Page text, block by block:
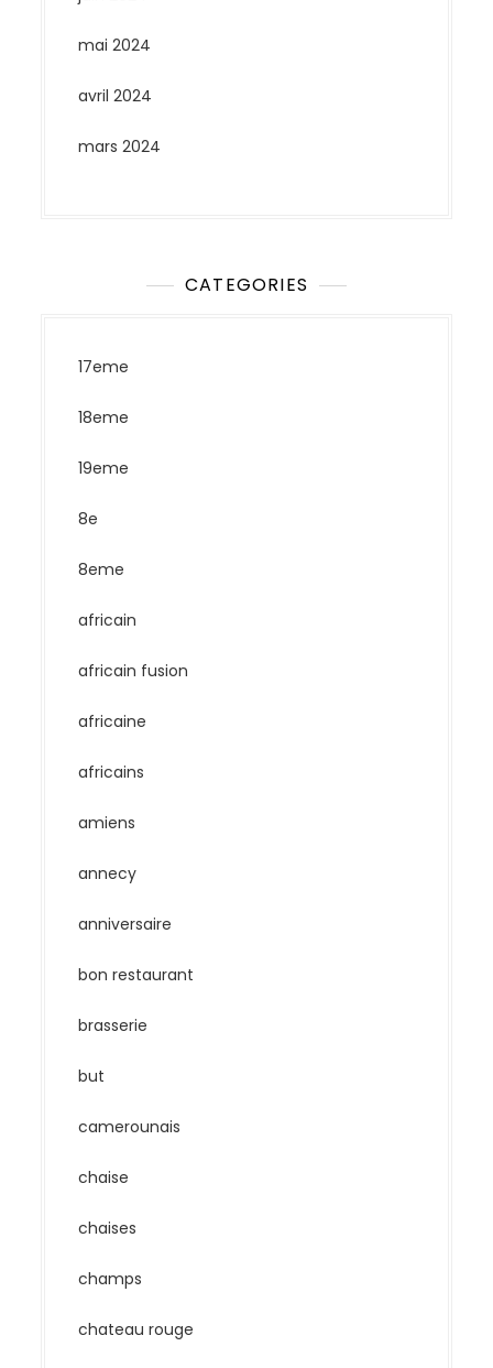
mai 2024
avril 2024
mars 2024
CATEGORIES
17eme
18eme
19eme
8e
8eme
africain
africain fusion
africaine
africains
amiens
annecy
anniversaire
bon restaurant
brasserie
but
camerounais
chaise
chaises
champs
chateau rouge